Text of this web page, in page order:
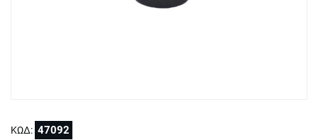
ΚΩΔ: 47092